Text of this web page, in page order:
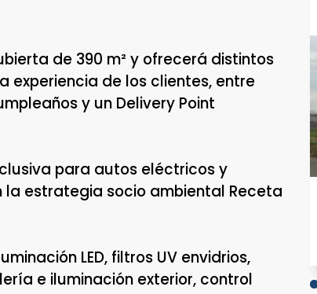
de 390 m² y ofrecerá distintos
experiencia de los clientes, entre
y un Delivery Point
para autos eléctricos y
estrategia socio ambiental Receta
LED, filtros UV envidrios,
e iluminación exterior, control